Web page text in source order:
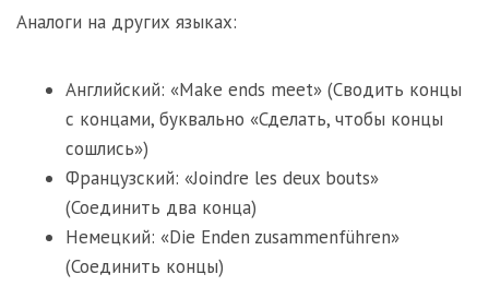
Аналоги на других языках:
Английский: «Make ends meet» (Сводить концы
с концами, буквально «Сделать, чтобы концы
сошлись»)
Французский: «Joindre les deux bouts»
(Соединить два конца)
Немецкий: «Die Enden zusammenführen»
(Соединить концы)